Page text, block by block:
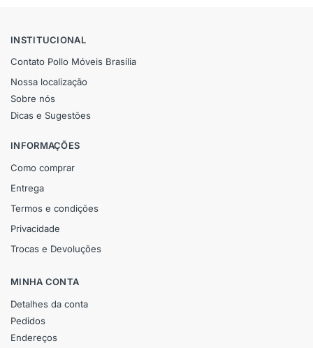
INSTITUCIONAL
Contato Pollo Móveis Brasília
Nossa localização
Sobre nós
Dicas e Sugestões
INFORMAÇÕES
Como comprar
Entrega
Termos e condições
Privacidade
Trocas e Devoluções
MINHA CONTA
Detalhes da conta
Pedidos
Endereços